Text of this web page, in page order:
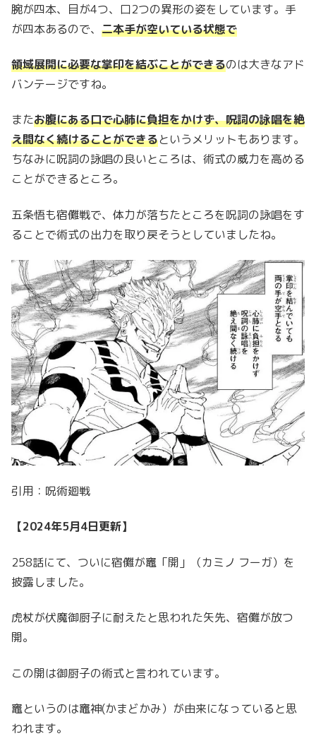
腕が四本、目が4つ、口2つの異形の姿をしています。手
が四本あるので、 二本手が空いている状態で
領域展開に必要な掌印を結ぶことができるのは大きなアド
バンテージですね。
またお腹にある口で心肺に負担をかけず、呪詞の詠唱を絶
え間なく続けることができるというメリットもあります。
ちなみに呪詞の詠唱の良いところは、術式の威力を高める
ことができるところ。
五条悟も宿儺戦で、体力が落ちたところを呪詞の詠唱をす
ることで術式の出力を取り戻そうとしていましたね。
引用：呪術廻戦
【2024年5月4日更新】
258話にて、ついに宿儺が竈「開」（カミノ フーガ）を
披露しました。
虎杖が伏魔御厨子に耐えたと思われた矢先、宿儺が放つ
開。
この開は御厨子の術式と言われています。
竈というのは竈神(かまどかみ）が由来になっていると思
われます。